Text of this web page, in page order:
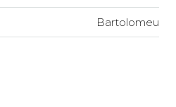
Bartolomeu